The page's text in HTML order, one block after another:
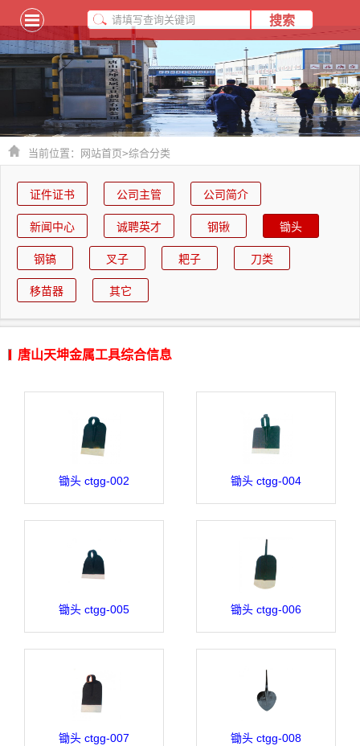
当前位置： 网站首页>综合分类
证件证书 公司主管 公司简介
新闻中心 诚聘英才 钢锹 锄头
钢镐 叉子 耙子 刀类
移苗器 其它
唐山天坤金属工具综合信息
锄头 ctgg-002 锄头 ctgg-004
锄头 ctgg-005 锄头 ctgg-006
锄头 ctgg-007 锄头 ctgg-008